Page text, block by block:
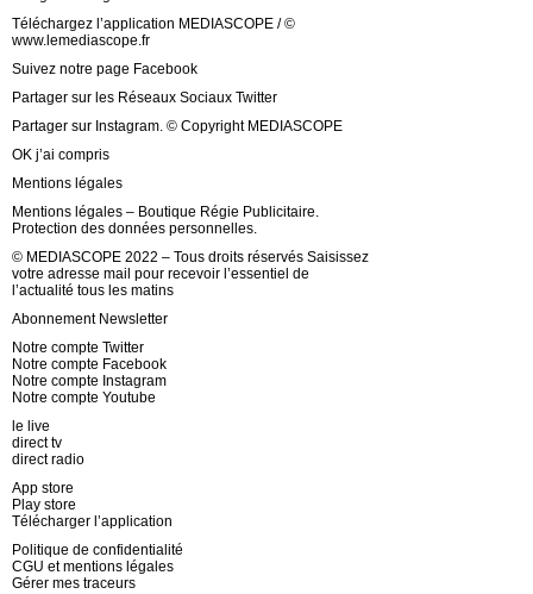
Téléchargez l’application MEDIASCOPE / ©
www.lemediascope.fr
Suivez notre page Facebook
Partager sur les Réseaux Sociaux Twitter
Partager sur Instagram. © Copyright MEDIASCOPE
OK j’ai compris
Mentions légales
Mentions légales – Boutique Régie Publicitaire.
Protection des données personnelles.
© MEDIASCOPE 2022 – Tous droits réservés Saisissez
votre adresse mail pour recevoir l’essentiel de
l’actualité tous les matins
Abonnement Newsletter
Notre compte Twitter
Notre compte Facebook
Notre compte Instagram
Notre compte Youtube
le live
direct tv
direct radio
App store
Play store
Télécharger l’application
Politique de confidentialité
CGU et mentions légales
Gérer mes traceurs